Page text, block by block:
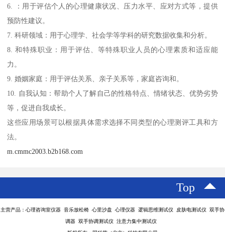
6. ：用于评估个人的心理健康状况、压力水平、应对方式等，提供
预防性建议。
7. 科研领域：用于心理学、社会学等学科的研究数据收集和分析。
8. 和特殊职业：用于评估、等特殊职业人员的心理素质和适应能
力。
9. 婚姻家庭：用于评估关系、亲子关系等，家庭咨询和。
10. 自我认知：帮助个人了解自己的性格特点、情绪状态、优势劣势
等，促进自我成长。
这些应用场景可以根据具体需求选择不同类型的心理测评工具和方
法。
m.cmmc2003.b2b168.com
Top
主营产品：心理咨询室仪器 音乐放松椅 心里沙盘 心理仪器 逻辑思维测试仪 皮肤电测试仪 双手协
调器 双手协调测试仪 注意力集中测试仪